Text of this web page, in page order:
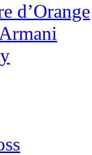
d’Orange